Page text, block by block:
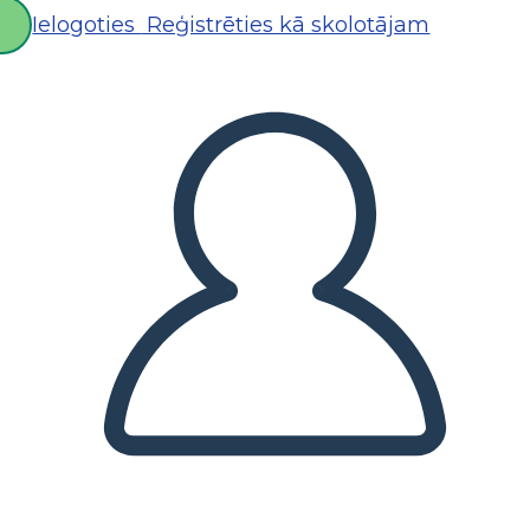
Ielogoties Reģistrēties kā skolotājam